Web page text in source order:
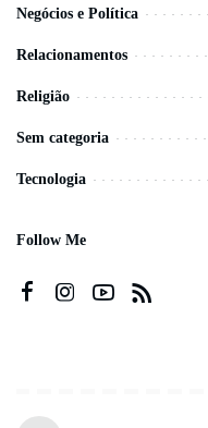
Negócios e Política
Relacionamentos
Religião
Sem categoria
Tecnologia
Follow Me